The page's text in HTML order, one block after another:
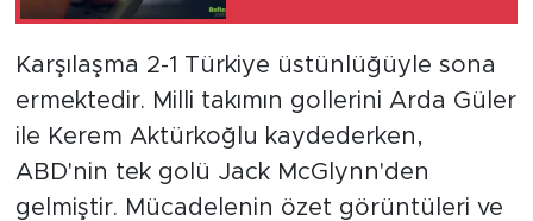
Karşılaşma 2-1 Türkiye üstünlüğüyle sona
ermektedir. Milli takımın gollerini Arda Güler
ile Kerem Aktürkoğlu kaydederken,
ABD'nin tek golü Jack McGlynn'den
gelmiştir. Mücadelenin özet görüntüleri ve